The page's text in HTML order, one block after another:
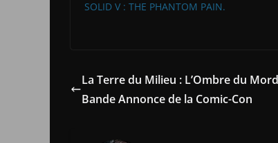
SOLID V : THE PHANTOM PAIN.
La Terre du Milieu : L’Ombre du
Bande Annonce de la Comic-Con